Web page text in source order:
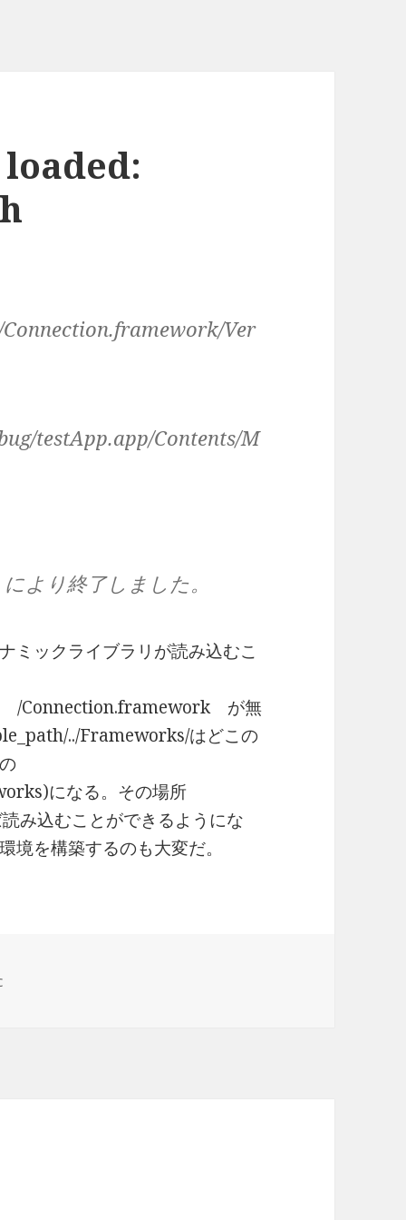
Ver
testApp.app/Contents/M
より終了しました。
ミックライブラリが読み込むこ
/Connection.framework が無
../Frameworks/はどこの
になる。その場所
込むことができるようにな
境を構築するのも大変だ。